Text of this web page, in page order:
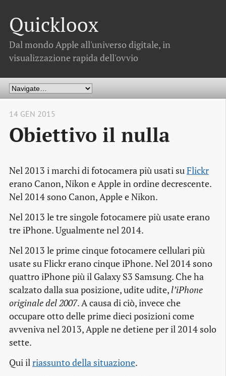
Quickloox
Dal mondo Apple all'universo digitale, in
visualizzazione rapida dell'ovvio
14 GEN 2015
Obiettivo il nulla
Nel 2013 i marchi di fotocamera più usati suFlickr
erano Canon, Nikon e Apple in ordine decrescente.
Nel 2014 sono Canon, Apple e Nikon.
Nel 2013 le tre singole fotocamere più usate erano
tre iPhone. Ugualmente nel 2014.
Nel 2013 le prime cinque fotocamere cellulari più
usate su Flickr erano cinque iPhone. Nel 2014 sono
quattro iPhone più il Galaxy S3 Samsung. Che ha
scalzato dalla sua posizione, udite udite,l’iPhone
originale del 2007. A causa di ciò, invece che
occupare otto delle prime dieci posizioni come
avveniva nel 2013, Apple ne detiene per il 2014 solo
sette.
Qui ilriassunto della situazione.